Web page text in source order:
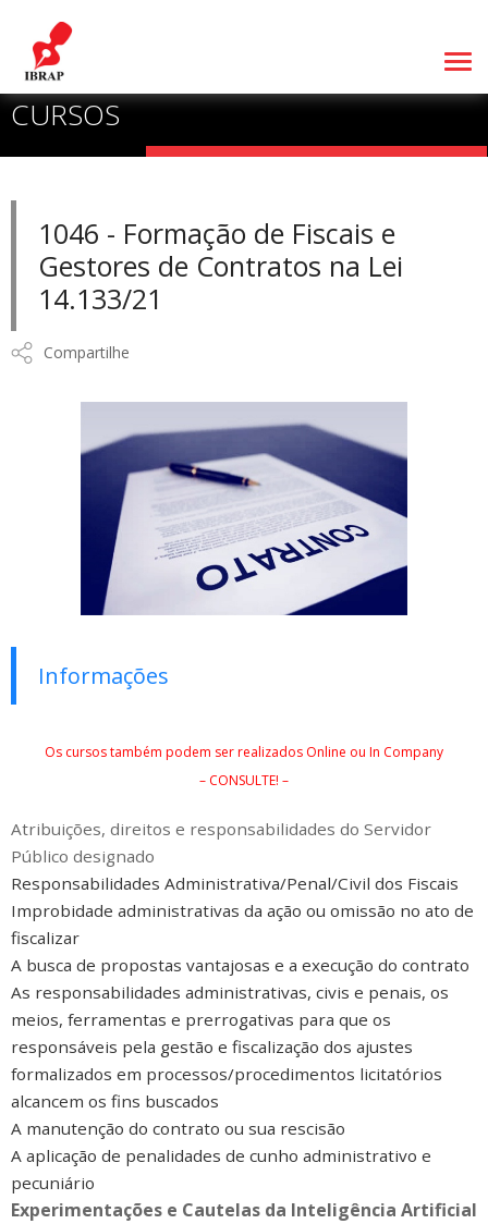
CURSOS
1046 - Formação de Fiscais e
Gestores de Contratos na Lei
14.133/21
Compartilhe
Informações
Os cursos também podem ser realizados Online ou In Company
– CONSULTE! –
Atribuições, direitos e responsabilidades do Servidor
Público designado
Responsabilidades Administrativa/Penal/Civil dos Fiscais
Improbidade administrativas da ação ou omissão no ato de
fiscalizar
A busca de propostas vantajosas e a execução do contrato
As responsabilidades administrativas, civis e penais, os
meios, ferramentas e prerrogativas para que os
responsáveis pela gestão e fiscalização dos ajustes
formalizados em processos/procedimentos licitatórios
alcancem os fins buscados
A manutenção do contrato ou sua rescisão
A aplicação de penalidades de cunho administrativo e
pecuniário
Experimentações e Cautelas da Inteligência Artificial